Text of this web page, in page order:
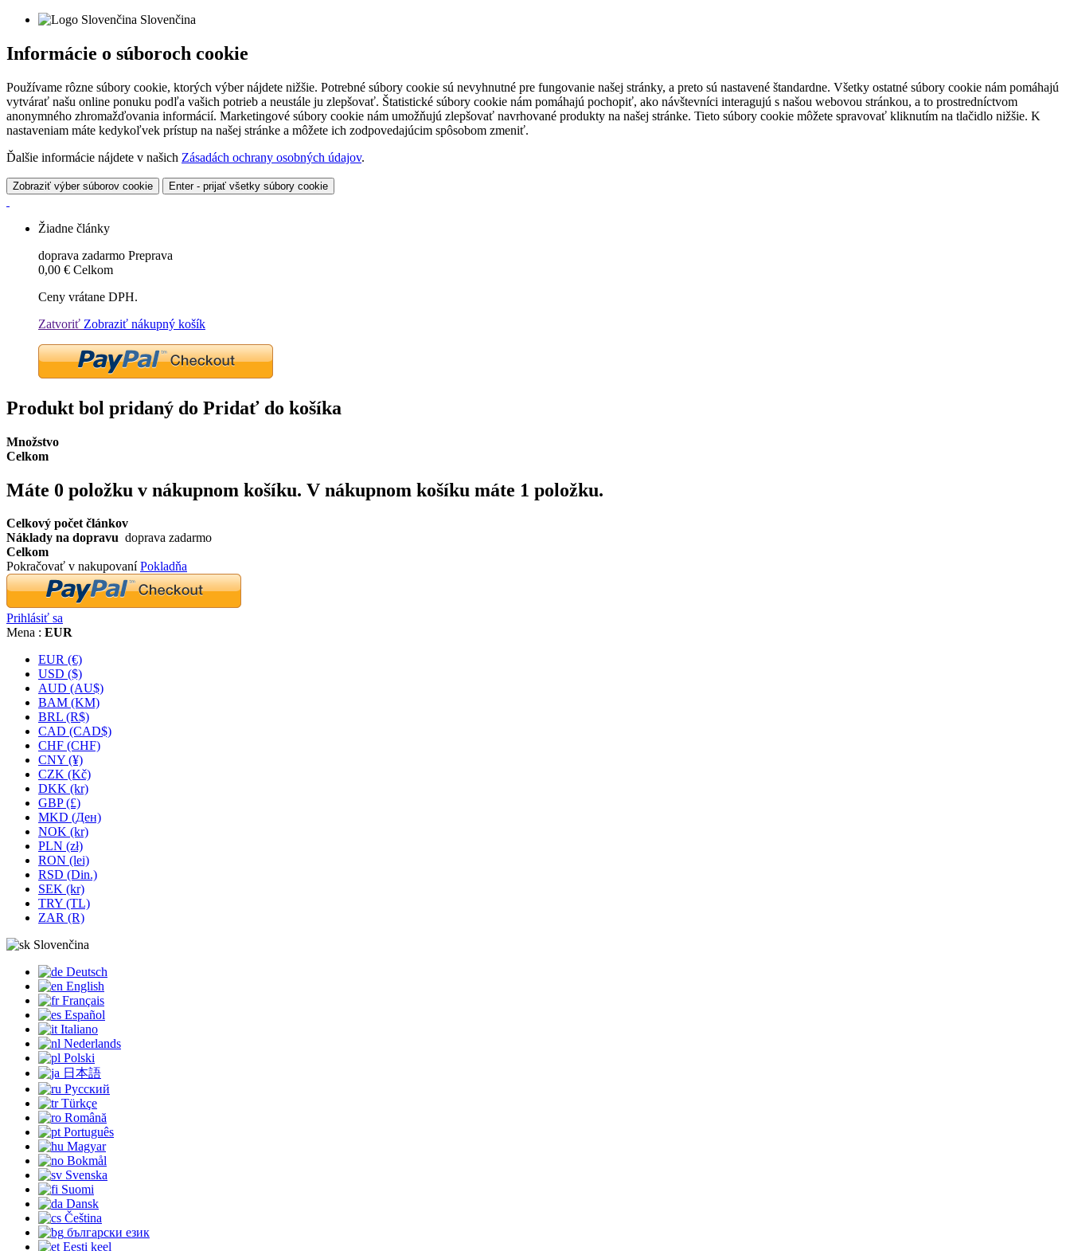
Slovenčina
Informácie o súboroch cookie
Používame rôzne súbory cookie, ktorých výber nájdete nižšie. Potrebné súbory cookie sú nevyhnutné pre fungovanie našej stránky, a preto sú nastavené štandardne. Všetky ostatné súbory cookie nám pomáhajú
vytvárať našu online ponuku podľa vašich potrieb a neustále ju zlepšovať. Štatistické súbory cookie nám pomáhajú pochopiť, ako návštevníci interagujú s našou webovou stránkou, a to prostredníctvom
anonymného zhromažďovania informácií. Marketingové súbory cookie nám umožňujú zlepšovať navrhované produkty na našej stránke. Tieto súbory cookie môžete spravovať kliknutím na tlačidlo nižšie. K
nastaveniam máte kedykoľvek prístup na našej stránke a môžete ich zodpovedajúcim spôsobom zmeniť.
Ďalšie informácie nájdete v našich Zásadách ochrany osobných údajov.
Zobraziť výber súborov cookie Enter - prijať všetky súbory cookie
Žiadne články
doprava zadarmo Preprava
0,00 € Celkom
Ceny vrátane DPH.
Zatvoriť Zobraziť nákupný košík
Produkt bol pridaný do Pridať do košíka
Množstvo
Celkom
Máte 0 položku v nákupnom košíku. V nákupnom košíku máte 1 položku.
Celkový počet článkov
Náklady na dopravu doprava zadarmo
Celkom
Pokračovať v nakupovaníPokladňa
Prihlásiť sa
Mena : EUR
EUR (€)
USD ($)
AUD (AU$)
BAM (KM)
BRL (R$)
CAD (CAD$)
CHF (CHF)
CNY (¥)
CZK (Kč)
DKK (kr)
GBP (£)
MKD (Ден)
NOK (kr)
PLN (zł)
RON (lei)
RSD (Din.)
SEK (kr)
TRY (TL)
ZAR (R)
Slovenčina
Deutsch
English
Français
Español
Italiano
Nederlands
Polski
日本語
Русский
Türkçe
Română
Português
Magyar
Bokmål
Svenska
Suomi
Dansk
Čeština
български език
Eesti keel